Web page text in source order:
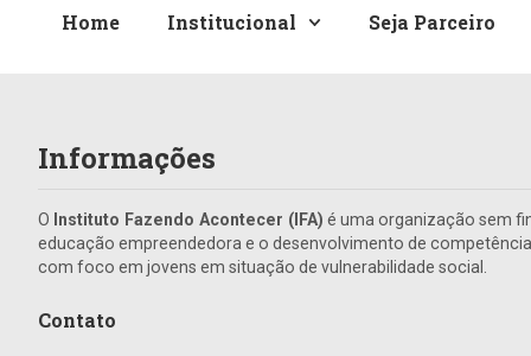
Home Institucional Seja Parceiro
Informações
O Instituto Fazendo Acontecer (IFA) é uma organização sem
educação empreendedora e o desenvolvimento de
com foco em jovens em situação de vulnerabilidade social.
Contato